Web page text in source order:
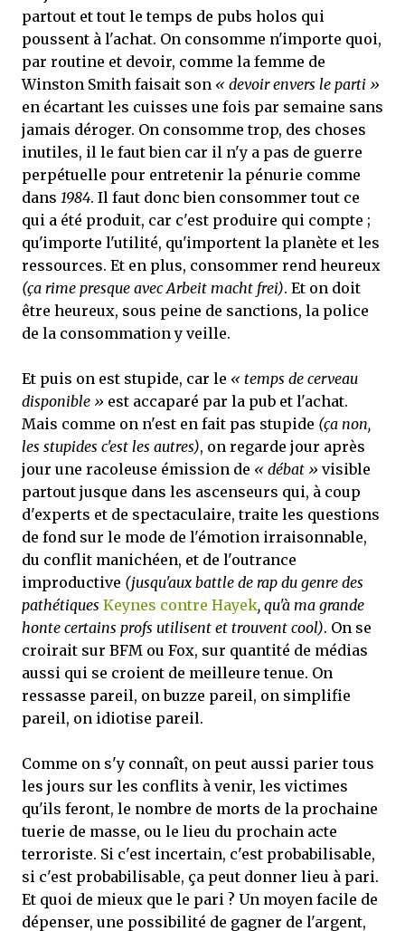
partout et tout le temps de pubs holos qui
poussent à l'achat. On consomme n'importe quoi,
par routine et devoir, comme la femme de
Winston Smith faisait son « devoir envers le parti »
en écartant les cuisses une fois par semaine sans
jamais déroger. On consomme trop, des choses
inutiles, il le faut bien car il n'y a pas de guerre
perpétuelle pour entretenir la pénurie comme
dans 1984. Il faut donc bien consommer tout ce
qui a été produit, car c'est produire qui compte ;
qu'importe l'utilité, qu'importent la planète et les
ressources. Et en plus, consommer rend heureux
(ça rime presque avec Arbeit macht frei). Et on doit
être heureux, sous peine de sanctions, la police
de la consommation y veille.
Et puis on est stupide, car le « temps de cerveau
disponible » est accaparé par la pub et l'achat.
Mais comme on n'est en fait pas stupide (ça non,
les stupides c'est les autres), on regarde jour après
jour une racoleuse émission de « débat » visible
partout jusque dans les ascenseurs qui, à coup
d'experts et de spectaculaire, traite les questions
de fond sur le mode de l'émotion irraisonnable,
du conflit manichéen, et de l'outrance
improductive (jusqu'aux battle de rap du genre des
pathétiques Keynes contre Hayek, qu'à ma grande
honte certains profs utilisent et trouvent cool). On se
croirait sur BFM ou Fox, sur quantité de médias
aussi qui se croient de meilleure tenue. On
ressasse pareil, on buzze pareil, on simplifie
pareil, on idiotise pareil.
Comme on s'y connaît, on peut aussi parier tous
les jours sur les conflits à venir, les victimes
qu'ils feront, le nombre de morts de la prochaine
tuerie de masse, ou le lieu du prochain acte
terroriste. Si c'est incertain, c'est probabilisable,
si c'est probabilisable, ça peut donner lieu à pari.
Et quoi de mieux que le pari ? Un moyen facile de
dépenser, une possibilité de gagner de l'argent,